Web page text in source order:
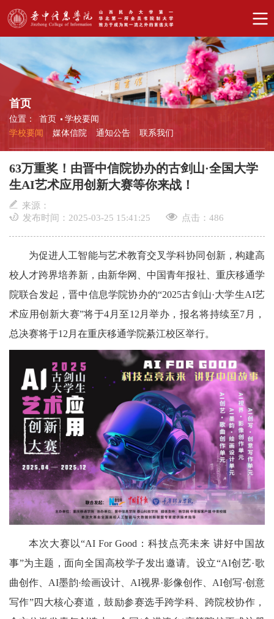
首页
位置： 首页
学校要闻
学校要闻
媒体信院 通知公告 联系我们
63万重奖！由晋中信院协办的古剑山·全国大学
生AI艺术应用创新大赛等你来战！
来源：
发布时间：2025-03-25 15:41:25
点击： 486
为促进人工智能与艺术教育交叉学科协同创新，构建高
校人才跨界培养新，由新华网、中国青年报社、重庆移通学
院联合发起，晋中信息学院协办的“2025古剑山·大学生AI艺
术应用创新大赛”将于4月至12月举办，报名将持续至7月，
总决赛将于12月在重庆移通学院綦江校区举行。
本次大赛以“AI For Good：科技点亮未来 讲好中国故
事”为主题，面向全国高校学子发出邀请。设立“AI创艺·歌
曲创作、AI墨韵·绘画设计、AI视界·影像创作、AI创写·创意
写作”四大核心赛道，鼓励参赛选手跨学科、跨院校协作，